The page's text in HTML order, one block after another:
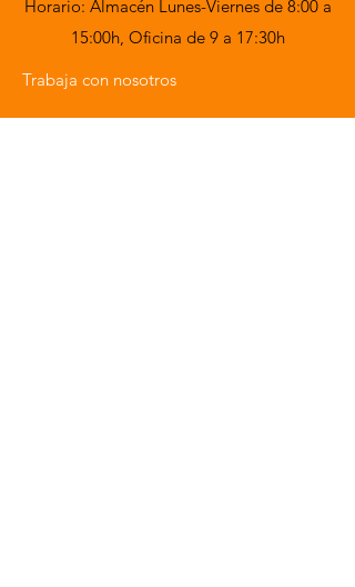
Horario: Almacén Lunes-Viernes de 8:00 a
15:00h, Oficina de 9 a 17:30h
Trabaja con nosotros